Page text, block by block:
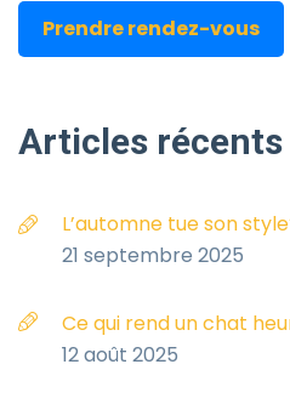
Prendre rendez-vous
Articles récents
L’automne tue son
21 septembre 2025
Ce qui rend un chat
12 août 2025